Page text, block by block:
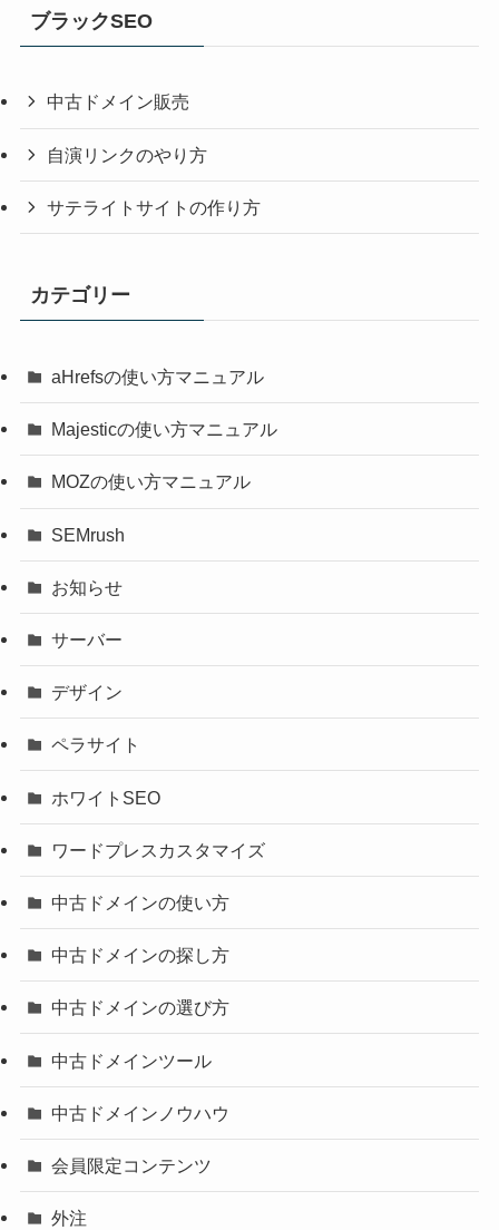
ブラックSEO
中古ドメイン販売
自演リンクのやり方
サテライトサイトの作り方
カテゴリー
aHrefsの使い方マニュアル
Majesticの使い方マニュアル
MOZの使い方マニュアル
SEMrush
お知らせ
サーバー
デザイン
ペラサイト
ホワイトSEO
ワードプレスカスタマイズ
中古ドメインの使い方
中古ドメインの探し方
中古ドメインの選び方
中古ドメインツール
中古ドメインノウハウ
会員限定コンテンツ
外注